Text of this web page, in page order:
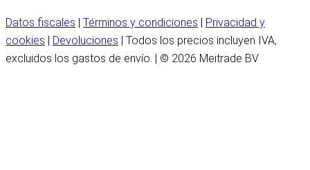
Datos fiscales Términos y condiciones
Privacidad y
cookies
Devoluciones | Todos los precios incluyen IVA,
excluidos los gastos de envío. | © 2026 Meitrade BV